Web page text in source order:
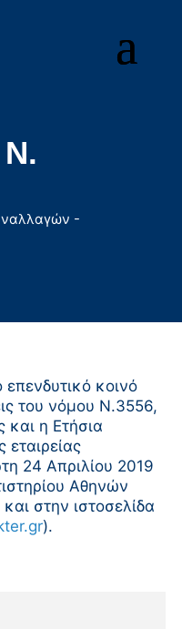
Ν.
-
κοινό
του νόμου Ν.3556,
και η Ετήσια
24 Απριλίου 2019
Αθηνών
στην ιστοσελίδα
).